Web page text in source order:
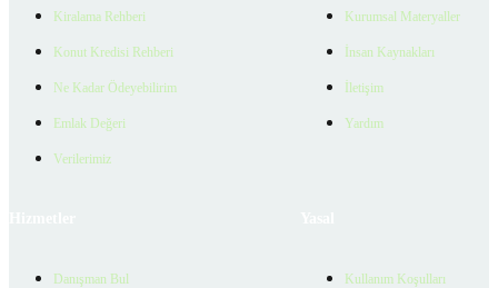
Kiralama Rehberi
Konut Kredisi Rehberi
Ne Kadar Ödeyebilirim
Emlak Değeri
Verilerimiz
Kurumsal Materyaller
İnsan Kaynakları
İletişim
Yardım
Danışman Bul Kullanım Koşulları